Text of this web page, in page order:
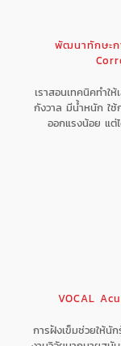
พัฒนาทักษะก
เราสอนเทคนิคทำใ
กังวาล มีน้ำหนัก ใช้
ออกแรงน้อย แต่
VOCAL
การฝังเข็มช่วยให้นั